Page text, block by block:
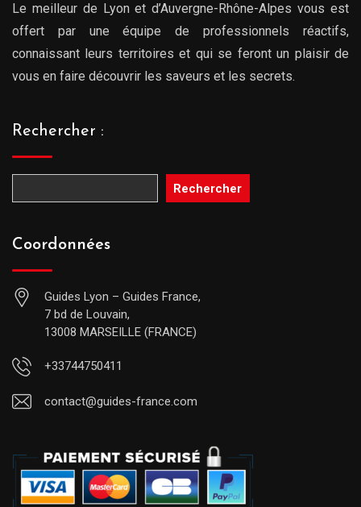
Le meilleur de Lyon et d’Auvergne-Rhône-Alpes vous est
offert par une équipe de professionnels réactifs,
connaissant leurs territoires et qui se feront un plaisir de
vous en faire découvrir les saveurs et les secrets.
Rechercher :
Rechercher
Coordonnées
Guides Lyon – Guides France,
7 bd de Louvain,
13008 MARSEILLE (FRANCE)
+33744750411
contact@guides-france.com